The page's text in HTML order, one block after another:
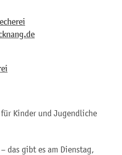
Kinder und Jugendliche
das gibt es am Dienstag,